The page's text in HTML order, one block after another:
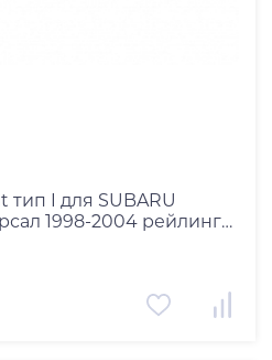
I для SUBARU
1998-2004 рейлинги